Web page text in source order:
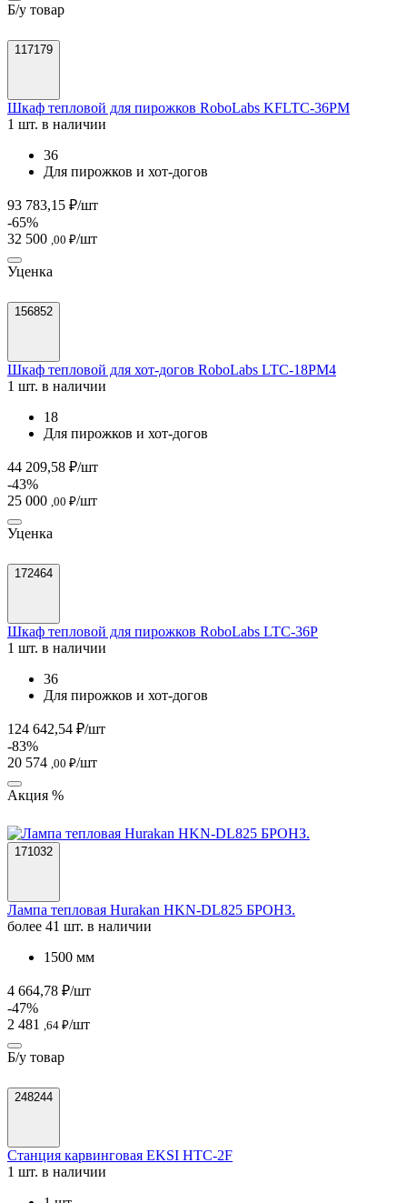
Б/у товар
117179
Шкаф тепловой для пирожков RoboLabs KFLTC-36PM
1 шт. в наличии
36
Для пирожков и хот-догов
93 783,15 ₽/шт
-65%
32 500 ,00 ₽/шт
Уценка
156852
Шкаф тепловой для хот-догов RoboLabs LTC-18PM4
1 шт. в наличии
18
Для пирожков и хот-догов
44 209,58 ₽/шт
-43%
25 000 ,00 ₽/шт
Уценка
172464
Шкаф тепловой для пирожков RoboLabs LTC-36P
1 шт. в наличии
36
Для пирожков и хот-догов
124 642,54 ₽/шт
-83%
20 574 ,00 ₽/шт
Акция %
171032
Лампа тепловая Hurakan HKN-DL825 БРОНЗ.
более 41 шт. в наличии
1500 мм
4 664,78 ₽/шт
-47%
2 481
,64 ₽/шт
Б/у товар
248244
Станция карвинговая EKSI HTC-2F
1 шт. в наличии